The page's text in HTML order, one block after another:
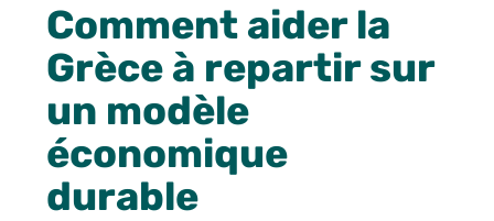
Comment aider la
Grèce à repartir sur
un modèle
économique
durable